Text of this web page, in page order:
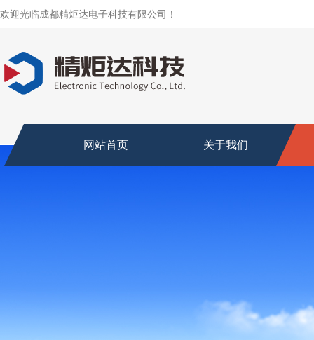
欢迎光临成都精炬达电子科技有限公司！
网站首页 关于我们